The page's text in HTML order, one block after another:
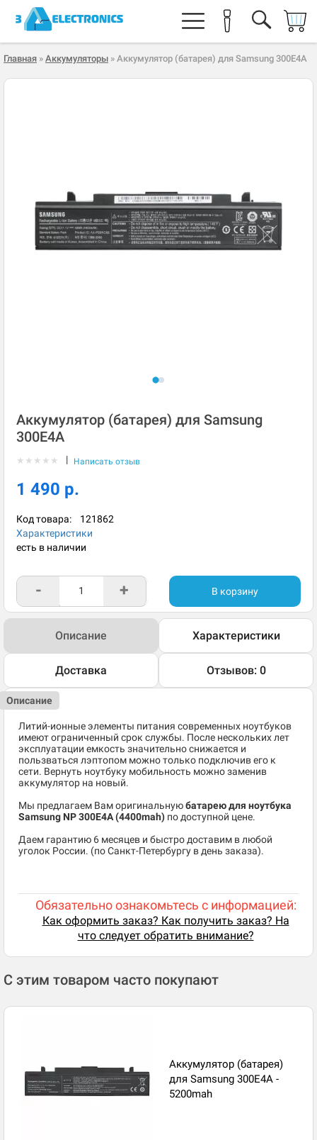
Главная » Аккумуляторы » Аккумулятор (батарея) для Samsung 300E4A
Аккумулятор (батарея) для Samsung
300E4A
★ ★ ★ ★ ★ | Написать отзыв
1 490 р.
Код товара: 121862
Характеристики
есть в наличии
- + В корзину
Описание Характеристики
Доставка Отзывов: 0
Описание
Литий-ионные элементы питания современных ноутбуков
имеют ограниченный срок службы. После нескольких лет
эксплуатации емкость значительно снижается и
пользваться лэптопом можно только подключив его к
сети. Вернуть ноутбуку мобильность можно заменив
аккумулятор на новый.
Мы предлагаем Вам оригинальнуюбатарею для ноутбука
Samsung NP 300E4A (4400mah) по доступной цене.
Даем гарантию 6 месяцев и быстро доставим в любой
уголок России. (по Санкт-Петербургу в день заказа).
Обязательно ознакомьтесь с информацией:
Как оформить заказ? Как получить заказ? На
что следует обратить внимание?
С этим товаром часто покупают
Аккумулятор (батарея)
для Samsung 300E4A -
5200mah